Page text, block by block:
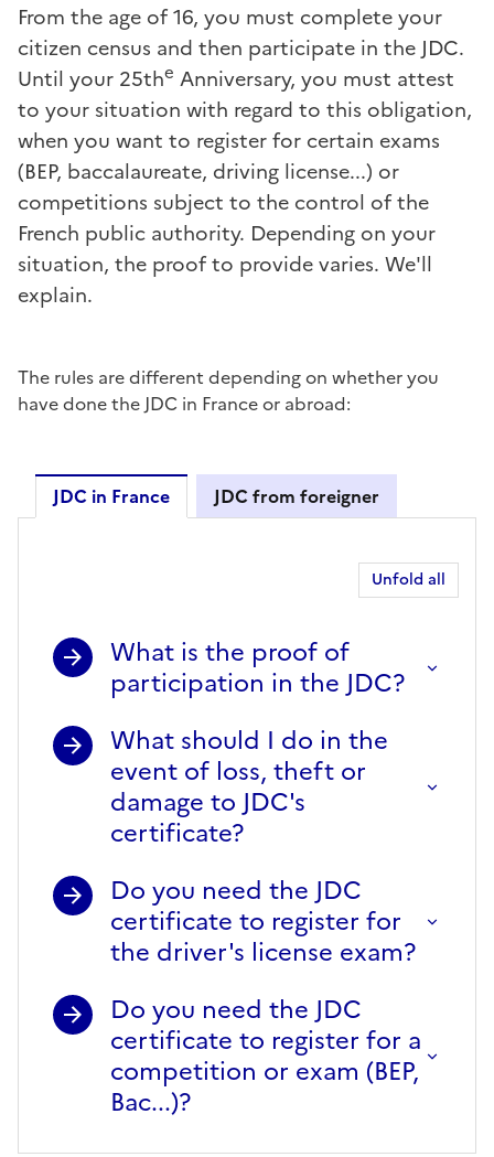
From the age of 16, you must complete your
citizen census and then participate in the JDC.
Until your 25the Anniversary, you must attest
to your situation with regard to this obligation,
when you want to register for certain exams
(BEP, baccalaureate, driving license...) or
competitions subject to the control of the
French public authority. Depending on your
situation, the proof to provide varies. We'll
explain.
The rules are different depending on whether you
have done the JDC in France or abroad:
JDC in France JDC from foreigner
Unfold all
What is the proof of
participation in the JDC?
What should I do in the
event of loss, theft or
damage to JDC's
certificate?
Do you need the JDC
certificate to register for
the driver's license exam?
Do you need the JDC
certificate to register for a
competition or exam (BEP,
Bac...)?